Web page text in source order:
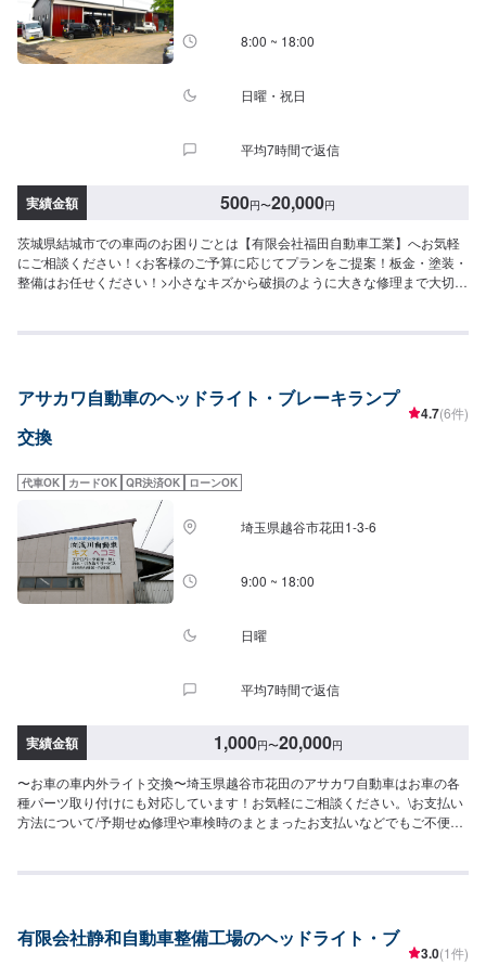
8:00 ~ 18:00
日曜・祝日
平均7時間で返信
実績金額 500円〜20,000円
茨城県結城市での車両のお困りごとは【有限会社福田自動車工業】へお気軽
にご相談ください！<お客様のご予算に応じてプランをご提案！板金・塗装・
整備はお任せください！>小さなキズから破損のように大きな修理まで大切な
きし、最適な施工方法をご提案しますので、お気軽にお問い合わせ下さい。
～2日程度で納車となります。(要相談)納期は前後する場合がございます。予
めご了承ください。-----代車について-----代車をご用意しています。お車の作
業中は代車をご利用ください。※代車の燃料代はお客様にご負担いただいてお
ださい。駐車スペースは事務所前の空いているスペースに駐車してくださ
い。受付はスタッフへ「メンテモで予約しました」とお伝えください。ご案
内いたします。【定休日・営業時間】定休日：日曜、祝日営業時間：
8:00~18:00
アサカワ自動車のヘッドライト・ブレーキランプ
交換
4.7(6件)
代車OK カードOK QR決済OK ローンOK
埼玉県越谷市花田1-3-6
9:00 ~ 18:00
日曜
平均7時間で返信
実績金額 1,000円〜20,000円
〜お車の車内外ライト交換〜埼玉県越谷市花田のアサカワ自動車はお車の各
種パーツ取り付けにも対応しています！お気軽にご相談ください。\お支払い
方法について/予期せぬ修理や車検時のまとまったお支払いなどでもご不便の
ります。ご不明点はどうぞご遠慮なくお尋ねください。\パーツ持ち込みにつ
場合によっては対応できかねることもございますので、あらかじめご了承く
ださい。\代車について/作業中は代車をお出しすることも可能ですので、ご希
有限会社静和自動車整備工場のヘッドライト・ブ
3.0(1件)